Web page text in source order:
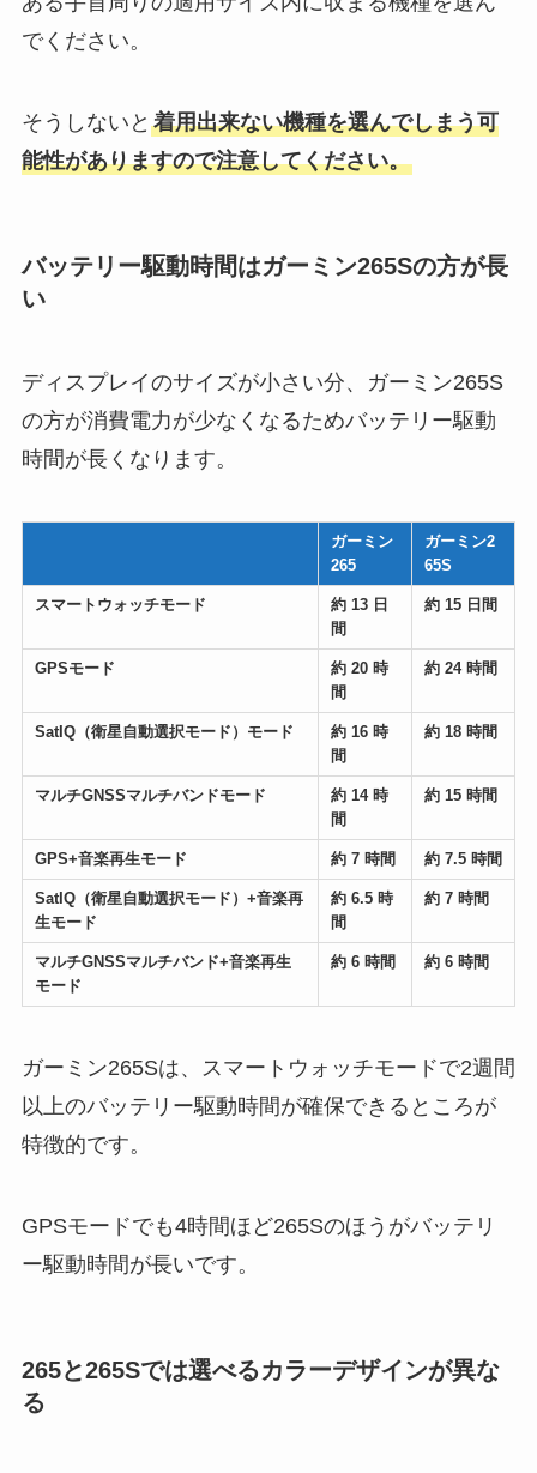
でください。
そうしないと 着用出来ない機種を選んでしまう可
能性がありますので注意してください。
バッテリー駆動時間はガーミン265Sの方が長
い
ディスプレイのサイズが小さい分、ガーミン265S
の方が消費電力が少なくなるためバッテリー駆動
時間が長くなります。
ガーミン
265
ガーミン2
65S
スマートウォッチモード
約 13 日
間
約 15 日間
GPSモード
約 20 時
間
約 24 時間
SatIQ（衛星自動選択モード）モード
約 16 時
間
約 18 時間
マルチGNSSマルチバンドモード
約 14 時
間
約 15 時間
GPS+音楽再生モード 約 7 時間 約 7.5 時間
SatIQ（衛星自動選択モード）+音楽再
生モード
約 6.5 時
間
約 7 時間
マルチGNSSマルチバンド+音楽再生
モード
約 6 時間 約 6 時間
ガーミン265Sは、スマートウォッチモードで2週間
以上のバッテリー駆動時間が確保できるところが
特徴的です。
GPSモードでも4時間ほど265Sのほうがバッテリ
ー駆動時間が長いです。
265と265Sでは選べるカラーデザインが異な
る